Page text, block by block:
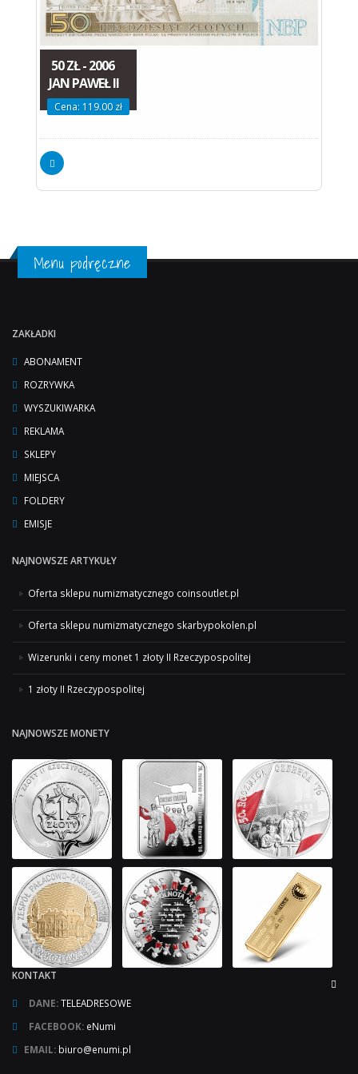
50 ZŁ - 2006
JAN PAWEŁ II
Cena: 119.00 zł
Menu podręczne
ZAKŁADKI
ABONAMENT
ROZRYWKA
WYSZUKIWARKA
REKLAMA
SKLEPY
MIEJSCA
FOLDERY
EMISJE
NAJNOWSZE ARTYKUŁY
Oferta sklepu numizmatycznego coinsoutlet.pl
Oferta sklepu numizmatycznego skarbypokolen.pl
Wizerunki i ceny monet 1 złoty II Rzeczypospolitej
1 złoty II Rzeczypospolitej
NAJNOWSZE MONETY
KONTAKT
DANE:TELEADRESOWE
FACEBOOK: eNumi
EMAIL: biuro@enumi.pl